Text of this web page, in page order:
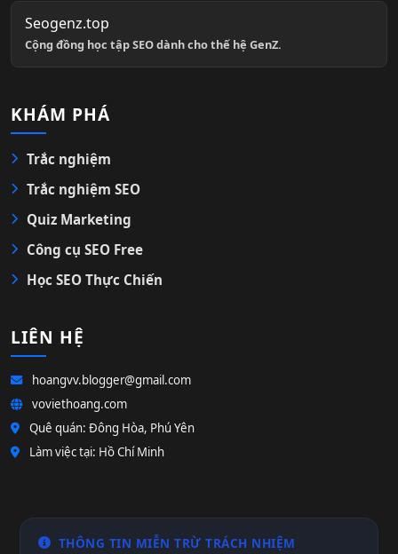
Seogenz.top
Cộng đồng học tập SEO dành cho thế hệ GenZ.
KHÁM PHÁ
Trắc nghiệm
Trắc nghiệm SEO
Quiz Marketing
Công cụ SEO Free
Học SEO Thực Chiến
LIÊN HỆ
hoangvv.blogger@gmail.com
voviethoang.com
Quê quán: Đông Hòa, Phú Yên
Làm việc tại: Hồ Chí Minh
THÔNG TIN MIỄN TRỪ TRÁCH NHIỆM